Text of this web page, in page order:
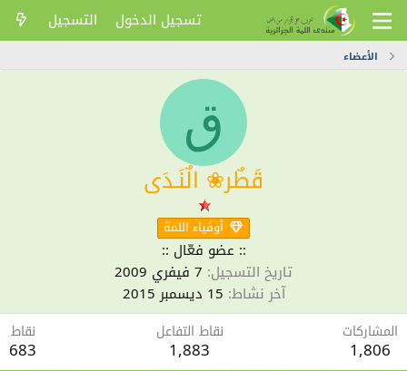
تسجيل الدخول التسجيل
الأعضاء
ق
قَطٌر❀ الٌنَـدَى
أوفياء اللمة
:: عضو فعّال ::
تاريخ التسجيل 7 فيفري 2009
آخر نشاط 15 ديسمبر 2015
المشاركات
1,806
نقاط التفاعل
1,883
نقاط
683